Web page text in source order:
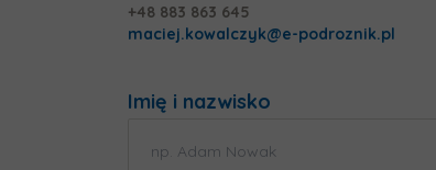
+48 883 863 645
maciej.kowalczyk@e-podroznik.pl
Imię i nazwisko